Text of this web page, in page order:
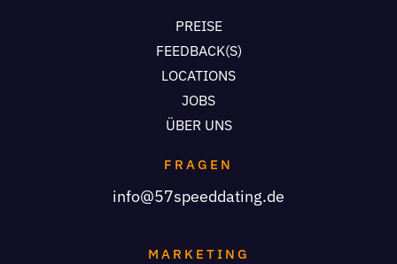
PREISE
FEEDBACK(S)
LOCATIONS
JOBS
ÜBER UNS
FRAGEN
info@57speeddating.de
MARKETING